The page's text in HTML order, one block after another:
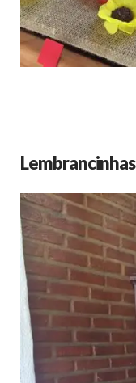
Lembrancinhas